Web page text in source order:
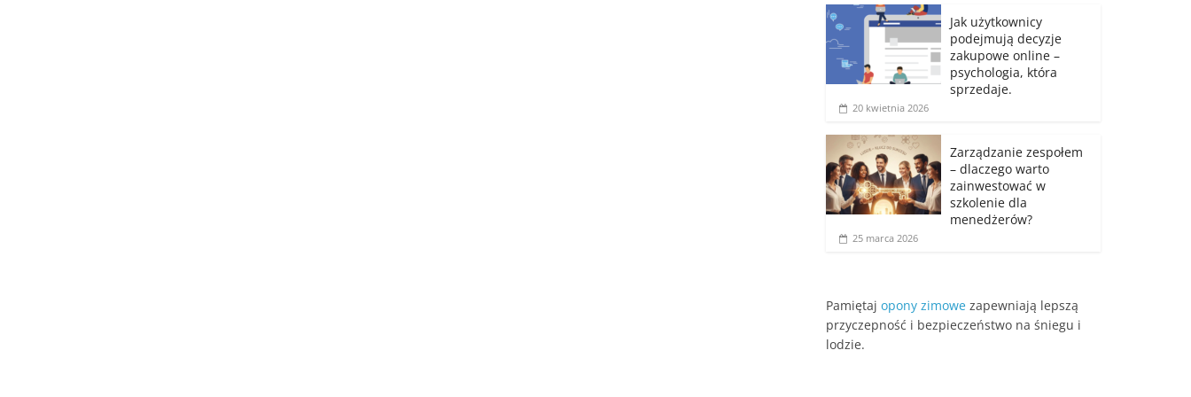
Jak użytkownicy
podejmują decyzje
zakupowe online –
psychologia, która
sprzedaje.
20 kwietnia 2026
Zarządzanie zespołem
– dlaczego warto
zainwestować w
szkolenie dla
menedżerów?
25 marca 2026
Pamiętaj opony zimowe zapewniają lepszą
przyczepność i bezpieczeństwo na śniegu i
lodzie.